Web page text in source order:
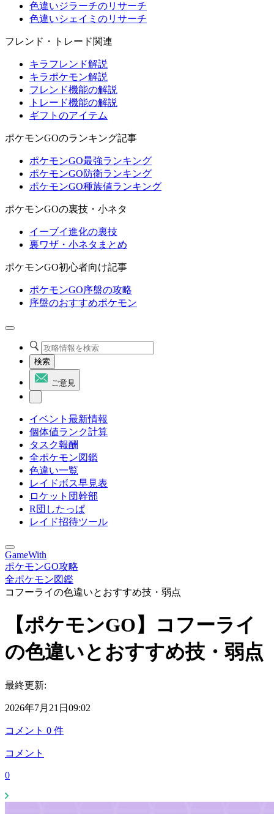
色違いジラーチのリサーチ
色違いシェイミのリサーチ
フレンド・トレード関連
キラフレンド解説
キラポケモン解説
フレンド機能の解説
トレード機能の解説
ギフトのアイテム
ポケモンGOのランキング記事
ポケモンGO最強ランキング
ポケモンGO防衛ランキング
ポケモンGO種族値ランキング
ポケモンGOの裏技・小ネタ
イーブイ進化の裏技
裏ワザ・小ネタまとめ
ポケモンGO初心者向け記事
ポケモンGO序盤の攻略
序盤のおすすめポケモン
検索
ご意見
イベント最新情報
個体値ランク計算
タスク報酬
全ポケモン図鑑
色違い一覧
レイドボス早見表
ロケット団幹部
R団したっぱ
レイド招待ツール
GameWith
ポケモンGO攻略
全ポケモン図鑑
コフーライの色違いとおすすめ技・弱点
【ポケモンGO】コフーライ
の色違いとおすすめ技・弱点
最終更新:
2026年7月21日09:02
コメント 0 件
コメント
0